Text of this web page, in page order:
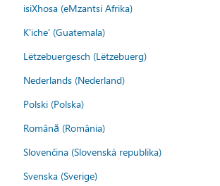
isiXhosa (eMzantsi Afrika)
K'iche' (Guatemala)
Lëtzebuergesch (Lëtzebuerg)
Nederlands (Nederland)
Polski (Polska)
Română (România)
Slovenčina (Slovenská republika)
Svenska (Sverige)